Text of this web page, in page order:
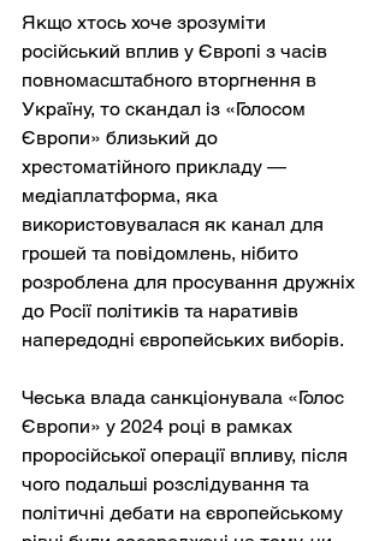
Якщо хтось хоче зрозуміти
російський вплив у Європі з часів
повномасштабного вторгнення в
Україну, то скандал із «Голосом
Європи» близький до
хрестоматійного прикладу —
медіаплатформа, яка
використовувалася як канал для
грошей та повідомлень, нібито
розроблена для просування дружніх
до Росії політиків та наративів
напередодні європейських виборів.
Чеська влада санкціонувала «Голос
Європи» у 2024 році в рамках
проросійської операції впливу, після
чого подальші розслідування та
політичні дебати на європейському